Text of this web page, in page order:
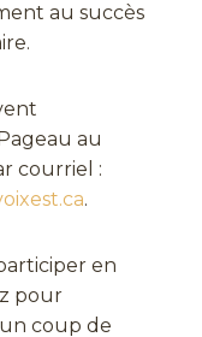
au succès
au
courriel :
.
en
pour
coup de